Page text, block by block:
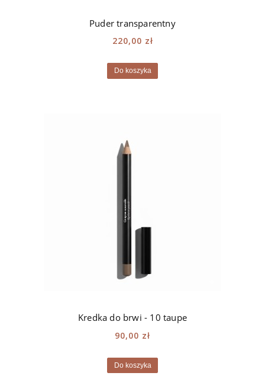
Puder transparentny
220,00 zł
Do koszyka
Kredka do brwi - 10 taupe
90,00 zł
Do koszyka